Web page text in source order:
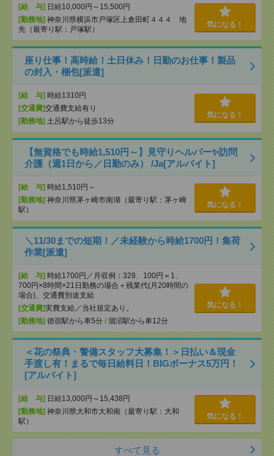
[給 与] 日給10,000円～15,500円
[勤務地] 神奈川県横浜市戸塚区上倉田町４４４ 地
先（最寄り駅：戸塚駅）
気になる！
座り仕事！高時給！土日休み！日勤のお仕事！製品
の封入・梱包[派遣]
[給 与] 時給1310円
[交通費]交通費支給有り
[勤務地] 土呂駅から徒歩13分
気になる！
【無資格でも時給1,510円～】見守りヘルパー✨訪問
介護（週1日から／日勤のみ） /Ja[アルバイト]
[給 与] 時給1,510円～
[勤務地] 神奈川県茅ヶ崎市南湖（最寄り駅：茅ヶ崎
駅）
気になる！
＼11/30までの短期！／未経験から時給1700円！集荷
作業[派遣]
[給 与] 時給1700円／月収例：328、100円＝1、
700円×8時間×21日勤務の場合＋残業代(月20時間の
場合)、交通費別途支給
[交通費]実費支給／当社規定あり。
[勤務地] 徳宿駅から車5分 / 涸沼駅から車12分
気になる！
＜花の祭典・警備スタッフ大募集！＞日払い＆現金
手渡し有！まるで毎日給料日！BIGボーナス5万円！
[アルバイト]
[給 与] 日給13,000円～15,438円
[勤務地] 神奈川県大和市大和南（最寄り駅：大和
駅）
気になる！
すべて見る